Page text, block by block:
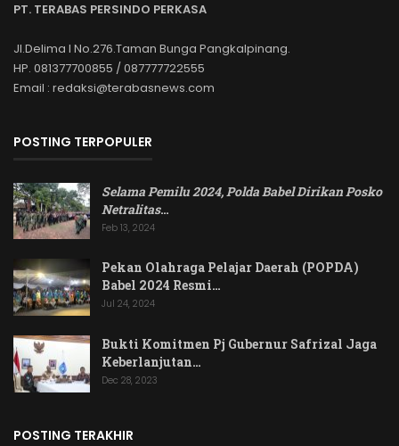
PT. TERABAS PERSINDO PERKASA
Jl.Delima I No.276.Taman Bunga Pangkalpinang.
HP. 081377700855 / 087777722555
Email : redaksi@terabasnews.com
POSTING TERPOPULER
Selama Pemilu 2024, Polda Babel Dirikan Posko
Netralitas…
Feb 13, 2024
Pekan Olahraga Pelajar Daerah (POPDA)
Babel 2024 Resmi…
Jul 24, 2024
Bukti Komitmen Pj Gubernur Safrizal Jaga
Keberlanjutan…
Dec 28, 2023
POSTING TERAKHIR